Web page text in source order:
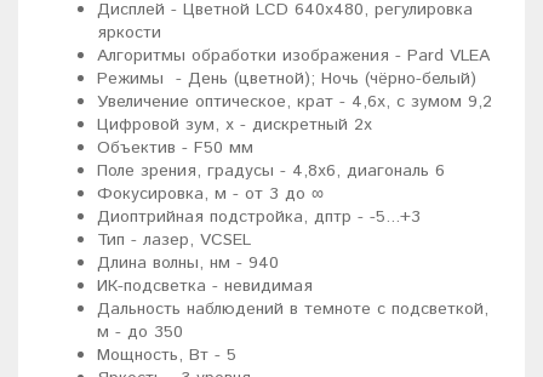
Дисплей - Цветной LCD 640x480, регулировка
яркости
Алгоритмы обработки изображения - Pard VLEA
Режимы - День (цветной); Ночь (чёрно-белый)
Увеличение оптическое, крат - 4,6x, с зумом 9,2
Цифровой зум, x - дискретный 2x
Объектив - F50 мм
Поле зрения, градусы - 4,8x6, диагональ 6
Фокусировка, м - от 3 до ∞
Диоптрийная подстройка, дптр - -5...+3
Тип - лазер, VCSEL
Длина волны, нм - 940
ИК-подсветка - невидимая
Дальность наблюдений в темноте с подсветкой,
м - до 350
Мощность, Вт - 5